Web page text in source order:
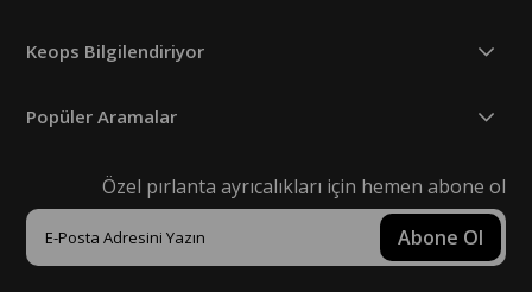
Keops Bilgilendiriyor
Popüler Aramalar
Özel pırlanta ayrıcalıkları için hemen abone ol
Abone Ol